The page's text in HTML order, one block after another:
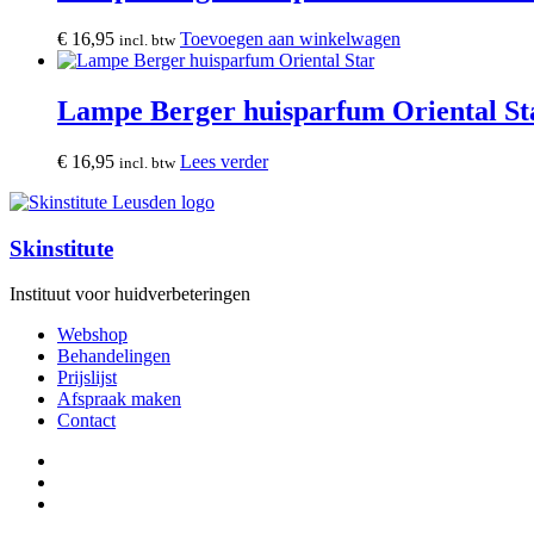
optie
kan
worden
op
€ 16,95 incl. btw Toevoegen aan winkelwagen
Lampe Berger huisparfum Oriental
€ 16,95 incl. btw Lees verder
Skinstitute
Instituut voor huidverbeteringen
Webshop
Behandelingen
Prijslijst
Afspraak maken
Contact